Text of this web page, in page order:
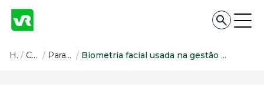
Conteúdo
Home/ Conteúdo / Para o Trabalhador / Biometria facial usada na gestão de RH, traz segurança para o trabalhador, empregador e evita fraudes